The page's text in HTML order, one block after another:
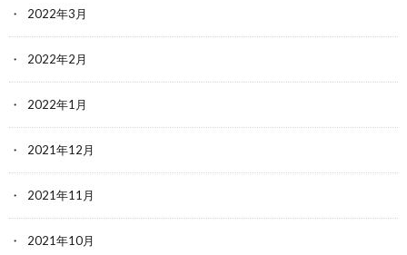
2022年3月
2022年2月
2022年1月
2021年12月
2021年11月
2021年10月